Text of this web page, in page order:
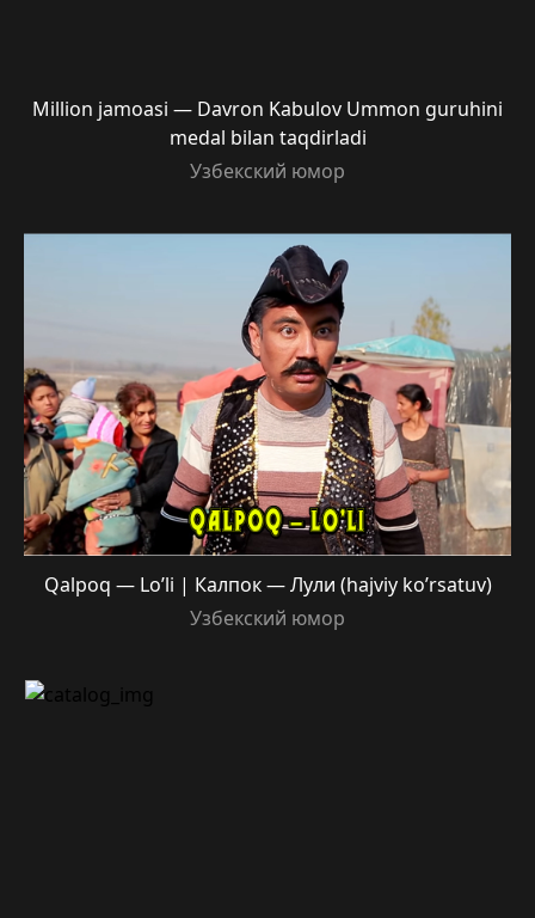
Million jamoasi — Davron Kabulov Ummon guruhini
medal bilan taqdirladi
Узбекский юмор
Qalpoq — Lo’li | Калпок — Лули (hajviy ko’rsatuv)
Узбекский юмор